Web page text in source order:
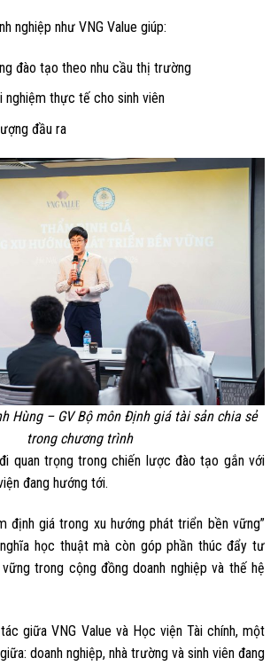
nghiệp như VNG Value giúp:
đào tạo theo nhu cầu thị trường
thực tế cho sinh viên
đầu ra
Hùng – GV Bộ môn Định giá tài sản chia sẻ
trong chương trình
quan trọng trong chiến lược đào tạo gắn với
đang hướng tới.
định giá trong xu hướng phát triển bền vững”
học thuật mà còn góp phần thúc đẩy tư
trong cộng đồng doanh nghiệp và thế hệ
giữa VNG Value và Học viện Tài chính, một
doanh nghiệp, nhà trường và sinh viên đang